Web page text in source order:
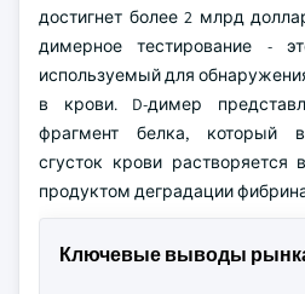
достигнет более 2 млрд
димерное тестирование -
используемый для
в крови. D-димер
фрагмент белка, который
сгусток крови растворяется
продуктом деградации
Ключевые выводы